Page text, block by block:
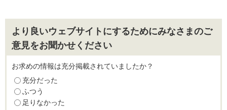
より良いウェブサイトにするためにみなさまのご
意見をお聞かせください
お求めの情報は充分掲載されていましたか？
充分だった
ふつう
足りなかった